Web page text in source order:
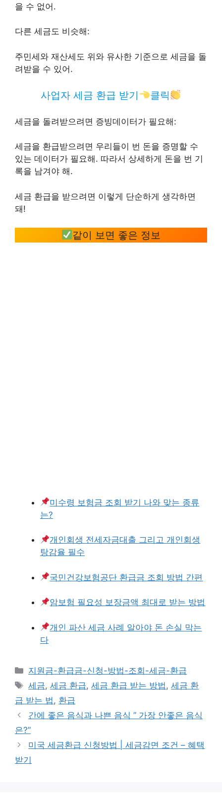
을 수 없어.
다른 세금도 비슷해:
주민세와 재산세도 위와 유사한 기준으로 세금을 돌
려받을 수 있어.
사업자 세금 환급 받기 클릭
세금을 돌려받으려면 증빙데이터가 필요해:
세금을 환급받으려면 우리들이 번 돈을 증명할 수
있는 데이터가 필요해. 따라서 상세하게 돈을 번 기
록을 남겨야 해.
세금 환급을 받으려면 이렇게 단순하게 생각하면
돼!
같이 보면 좋은 정보
미수령 보험금 조회 받기 나와 맞는 종류
는?
개인회생 전세자금대출 그리고 개인회생
탕감율 필수
국민건강보험공단 환급금 조회 방법 간편
암보험 필요성 보장금액 최대로 받는 방법
개인 파산 세금 사례 알아야 돈 손실 막는
다
카
테
고
리
지원금-환급금-신청-방법-조회-세금-환급
태
그
세금,세금 환급,세금 환급 받는 방법 ,세금 환
급 받는 법 , 환급
간에 좋은 음식과 나쁜 음식 ” 가장 안좋은 음식
은?”
미국 세금환급 신청방법 | 세금감면 조건 – 혜택
받기